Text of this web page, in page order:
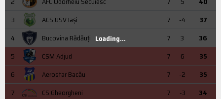
3
ACS USV Iaşi 7 -4
37
4
Bucovina Rădăuți 7 3
36
5
CSM Adjud 7 6
35
6
Aerostar Bacău 7 -2
35
7
CS Gheorgheni 7 -3
34
Loading...